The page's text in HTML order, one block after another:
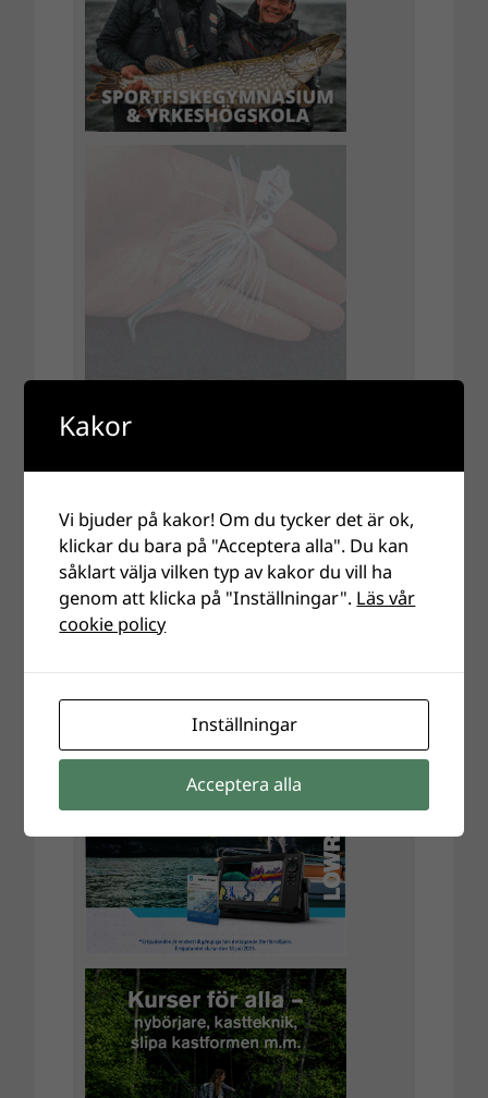
Kakor
Vi bjuder på kakor! Om du tycker det är ok,
klickar du bara på "Acceptera alla". Du kan
såklart välja vilken typ av kakor du vill ha
genom att klicka på "Inställningar". Läs vår
cookie policy
Inställningar
Acceptera alla